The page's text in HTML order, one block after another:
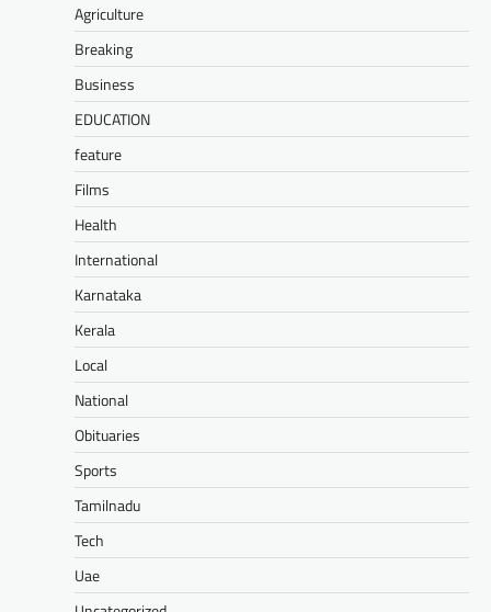
Agriculture
Breaking
Business
EDUCATION
feature
Films
Health
International
Karnataka
Kerala
Local
National
Obituaries
Sports
Tamilnadu
Tech
Uae